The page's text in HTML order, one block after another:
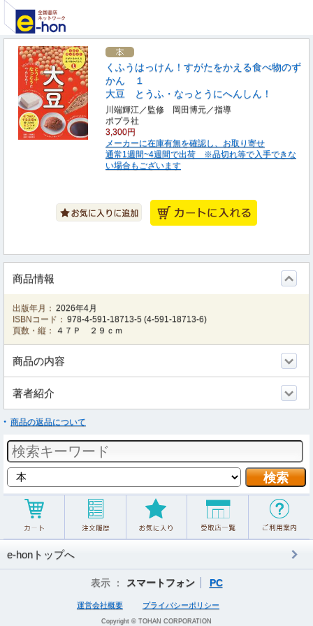
くふうはっけん！すがたをかえる食べ物のず
かん １
大豆 とうふ・なっとうにへんしん！
川端輝江／監修 岡田博元／指導
ポプラ社
3,300円
メーカーに在庫有無を確認し、お取り寄せ
通常1週間~4週間で出荷 ※品切れ等で入手できな
い場合もございます
商品情報
出版年月： 2026年4月
ISBNコード： 978-4-591-18713-5 (4-591-18713-6)
頁数・縦：
４７Ｐ ２９ｃｍ
商品の内容
著者紹介
商品の返品について
e-honトップへ
表示 ： スマートフォン PC
運営会社概要 プライバシーポリシー
Copyright © TOHAN CORPORATION